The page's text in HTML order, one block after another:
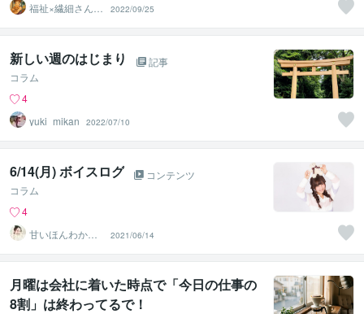
福祉×繊細さん気
質の悩み相談｜
まさぴー
2022/09/25
新しい週のはじまり
記事
コラム
4
yuki_mikan
2022/07/10
6/14(月) ボイスログ
コンテンツ
コラム
4
甘いほんわか癒
し声♡みるく♡
2021/06/14
月曜は会社に着いた時点で「今日の仕事の
8割」は終わってるで！